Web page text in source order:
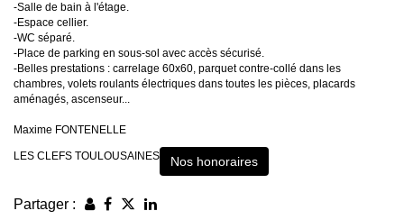
-Salle de bain à l'étage.
-Espace cellier.
-WC séparé.
-Place de parking en sous-sol avec accès sécurisé.
-Belles prestations : carrelage 60x60, parquet contre-collé dans les
chambres, volets roulants électriques dans toutes les pièces, placards
aménagés, ascenseur...
Maxime FONTENELLE
LES CLEFS TOULOUSAINES Nos honoraires
Partager :